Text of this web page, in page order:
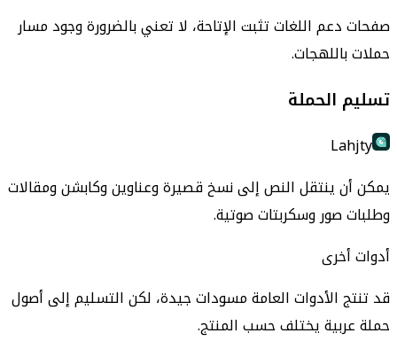
صفحات دعم اللغات تثبت الإتاحة، لا تعني بالضرورة وجود مسار
حملات باللهجات.
تسليم الحملة
Lahjty
يمكن أن ينتقل النص إلى نسخ قصيرة وعناوين وكابشن ومقالات
وطلبات صور وسكربتات صوتية.
أدوات أخرى
قد تنتج الأدوات العامة مسودات جيدة، لكن التسليم إلى أصول
حملة عربية يختلف حسب المنتج.